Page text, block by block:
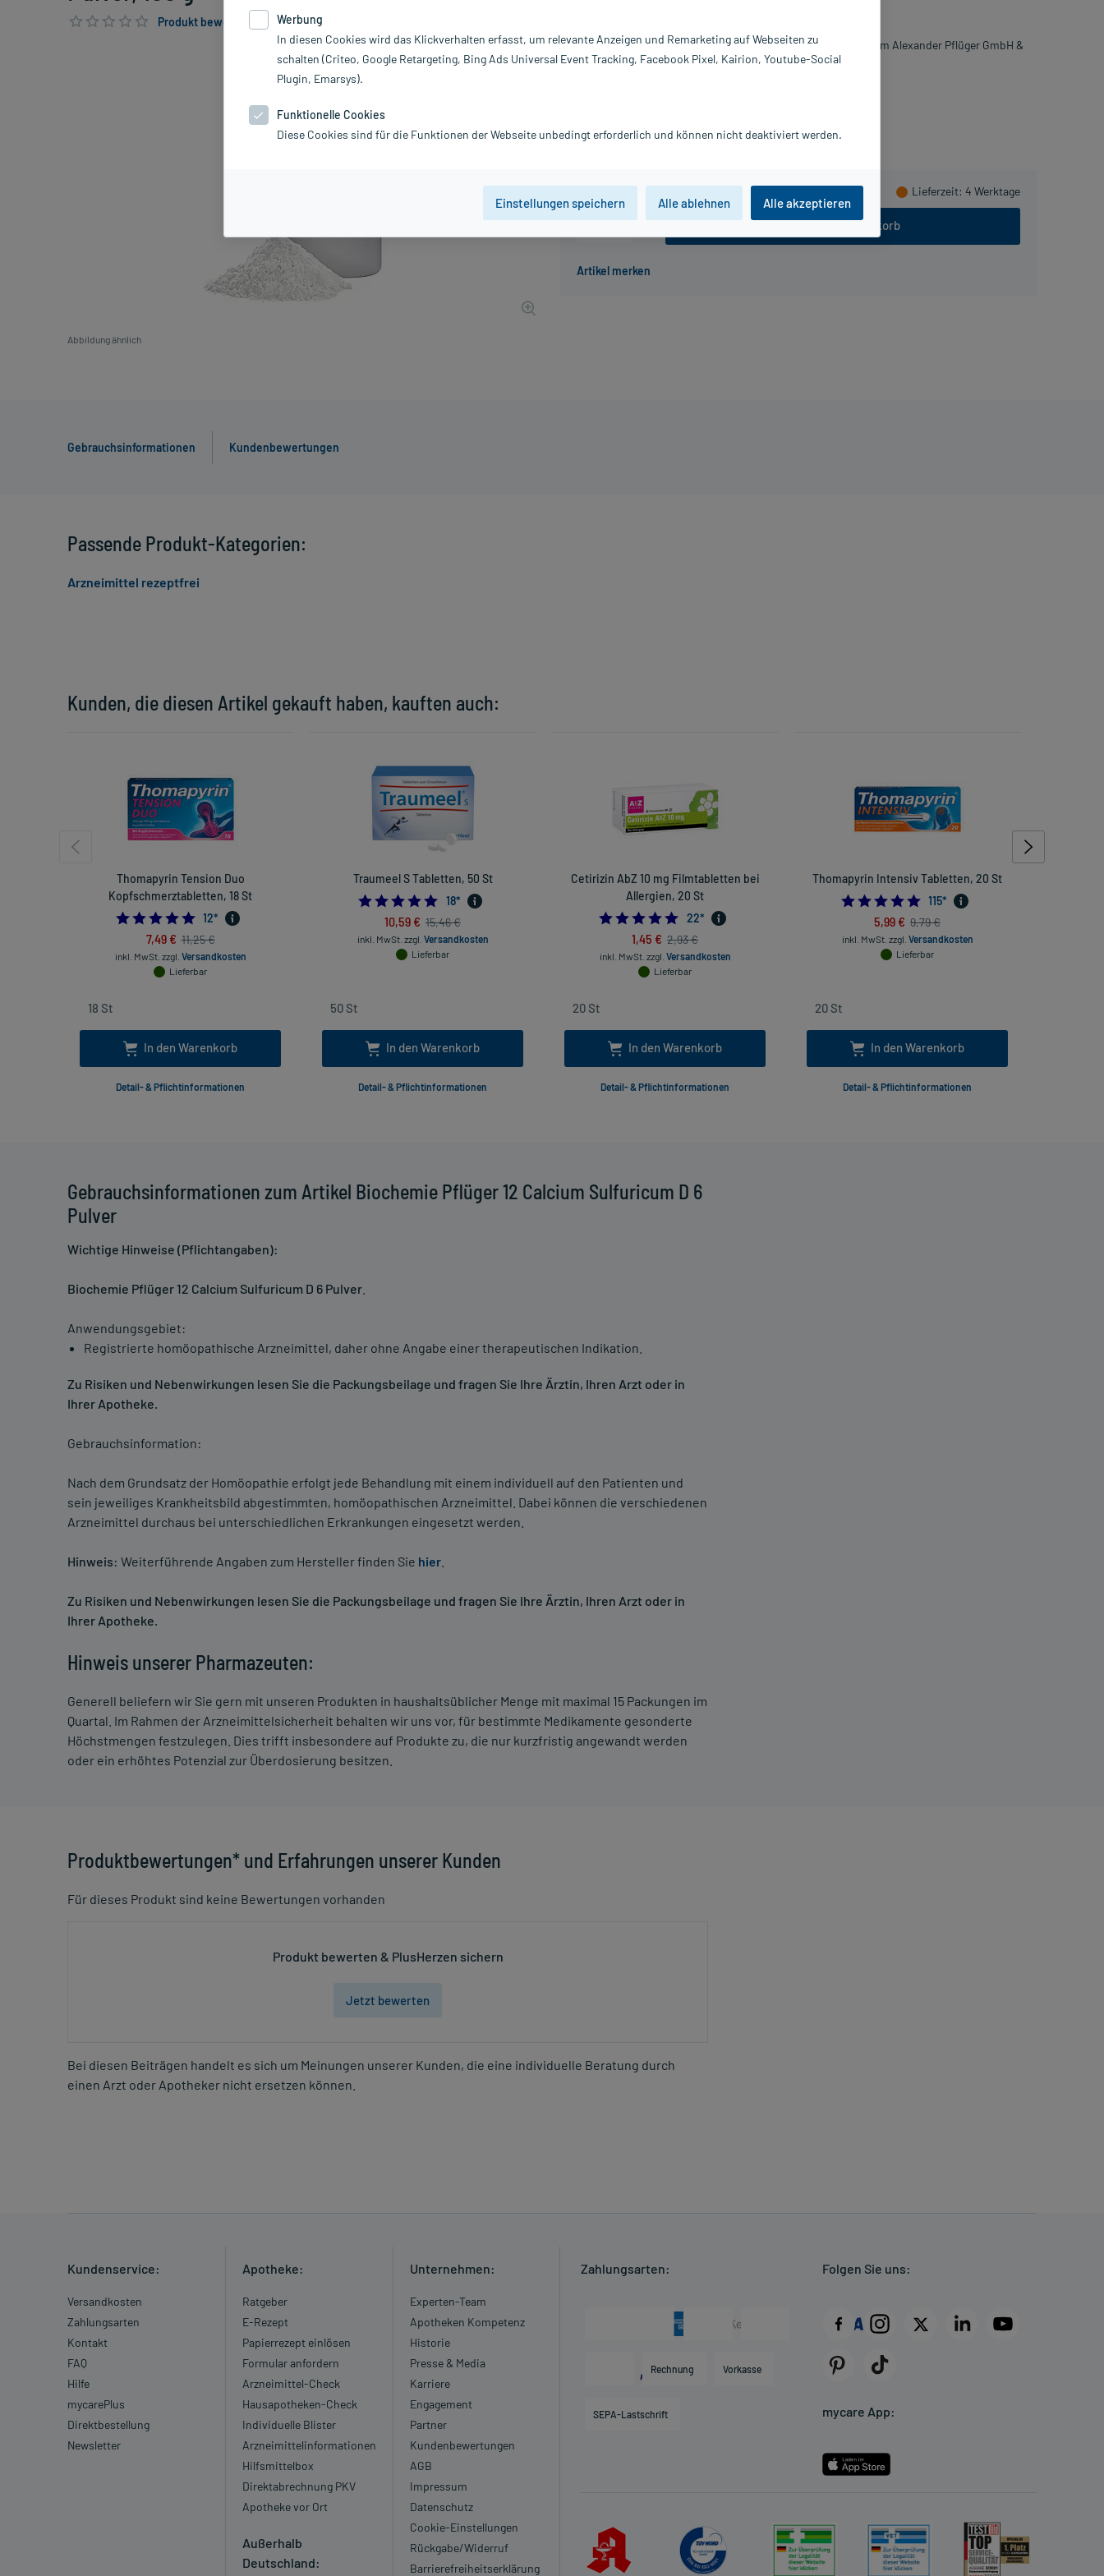
Produkt bewerten & PlusHerzen sichern
Abbildung ähnlich
inkl. MwSt. zzgl. Versandkosten
Lieferzeit: 4 Werktage
In den Warenkorb
Hersteller:
Homöopathisches Laboratorium Alexander Pflüger GmbH &
Co. KG
Gebrauchsinformationen Kundenbewertungen
Gebrauchsinformationen zum Artikel Biochemie Pflüger 12 Calcium Sulfuricum D 6
Pulver
Wichtige Hinweise (Pflichtangaben):
Biochemie Pflüger 12 Calcium Sulfuricum D 6 Pulver
Anwendungsgebiet:
Registrierte homöopathische Arzneimittel, daher ohne Angabe einer therapeutischen Indikation.
Zu Risiken und Nebenwirkungen lesen Sie die Packungsbeilage und fragen Sie Ihre Ärztin, Ihren Arzt oder in
Ihrer Apotheke.
Gebrauchsinformation:
Nach dem Grundsatz der Homöopathie erfolgt jede Behandlung mit einem individuell auf den Patienten und
sein jeweiliges Krankheitsbild abgestimmten, homöopathischen Arzneimittel. Dabei können die verschiedenen
Arzneimittel durchaus bei unterschiedlichen Erkrankungen eingesetzt werden.
Hinweis: Weiterführende Angaben zum Hersteller finden Sie hier
Zu Risiken und Nebenwirkungen lesen Sie die Packungsbeilage und fragen Sie Ihre Ärztin, Ihren Arzt oder in
Ihrer Apotheke.
Hinweis unserer Pharmazeuten:
Generell beliefern wir Sie gern mit unseren Produkten in haushaltsüblicher Menge mit maximal 15 Packungen im
Quartal. Im Rahmen der Arzneimittelsicherheit behalten wir uns vor, für bestimmte Medikamente gesonderte
Höchstmengen festzulegen. Dies trifft insbesondere auf Produkte zu, die nur kurzfristig angewandt werden
oder ein erhöhtes Potenzial zur Überdosierung besitzen.
Produktbewertungen* und Erfahrungen unserer Kunden
Für dieses Produkt sind keine Bewertungen vorhanden
Produkt bewerten & PlusHerzen sichern
Jetzt bewerten
Bei diesen Beiträgen handelt es sich um Meinungen unserer Kunden, die eine individuelle Beratung durch
einen Arzt oder Apotheker nicht ersetzen können.
Kunden, die diesen Artikel gekauft haben, kauften auch:
Thomapyrin Tension Duo
Kopfschmerztabletten, 18 St
4.916666666666667
12*
7,49 € 11,25 €
inkl. MwSt. zzgl. Versandkosten
Lieferbar
In den Warenkorb
Detail- & Pflichtinformationen
Traumeel S Tabletten, 50 St
4.944444444444445
18*
10,59 € 15,46 €
inkl. MwSt. zzgl. Versandkosten
Lieferbar
In den Warenkorb
Detail- & Pflichtinformationen
Cetirizin AbZ 10 mg Filmtabletten bei
Allergien, 20 St
4.954545454545454
22*
1,45 € 2,93 €
inkl. MwSt. zzgl. Versandkosten
Lieferbar
In den Warenkorb
Detail- & Pflichtinformationen
Thomapyrin Intensiv Tabletten, 20 St
4.913043478260869
115*
5,99 € 9,79 €
inkl. MwSt. zzgl. Versandkosten
Lieferbar
In den Warenkorb
Detail- & Pflichtinformationen
Passende Produkt-Kategorien:
Arzneimittel rezeptfrei
Kundenservice:
Versandkosten
Zahlungsarten
Kontakt
FAQ
Hilfe
mycarePlus
Direktbestellung
Newsletter
Apotheke:
Ratgeber
E-Rezept
Papierrezept einlösen
Formular anfordern
Arzneimittel-Check
Hausapotheken-Check
Individuelle Blister
Arzneimittelinformationen
Hilfsmittelbox
Direktabrechnung PKV
Apotheke vor Ort
Außerhalb
Deutschland:
Unternehmen:
Experten-Team
Apotheken Kompetenz
Historie
Presse & Media
Karriere
Engagement
Partner
Kundenbewertungen
AGB
Impressum
Datenschutz
Cookie-Einstellungen
Rückgabe/Widerruf
Barrierefreiheitserklärung
Zahlungsarten:
Rechnung Vorkasse
SEPA-Lastschrift
Folgen Sie uns:
mycare App:
Werbung
In diesen Cookies wird das Klickverhalten erfasst, um relevante Anzeigen und Remarketing auf Webseiten zu
schalten (Criteo, Google Retargeting, Bing Ads Universal Event Tracking, Facebook Pixel, Kairion, Youtube-Social
Plugin, Emarsys).
Funktionelle Cookies
Diese Cookies sind für die Funktionen der Webseite unbedingt erforderlich und können nicht deaktiviert werden.
Einstellungen speichern Alle ablehnen Alle akzeptieren